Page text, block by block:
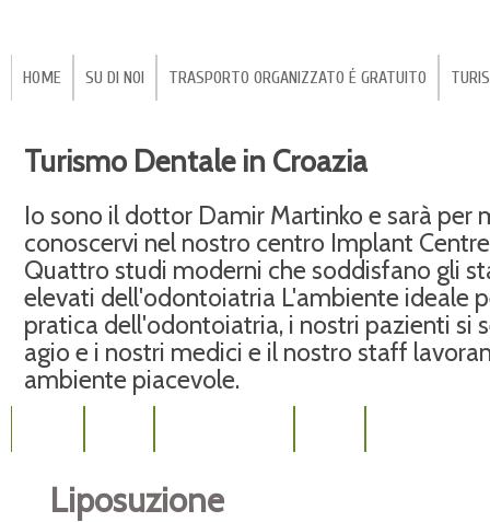
HOME SU DI NOI TRASPORTO ORGANIZZATO É GRATUITO
Turismo Dentale in Croazia
Io sono il dottor Damir Martinko e sarà per
conoscervi nel nostro centro Implant
Quattro studi moderni che soddisfano gli
elevati dell'odontoiatria L'ambiente ideale
pratica dell'odontoiatria, i nostri pazienti si
agio e i nostri medici e il nostro staff
ambiente piacevole.
Liposuzione